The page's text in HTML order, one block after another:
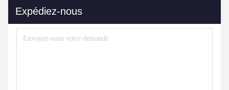
Expédiez-nous